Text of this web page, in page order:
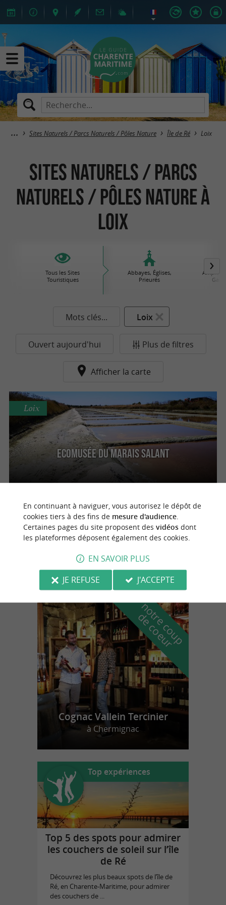
Sites Naturels / Parcs Naturels / Pôles Nature Île de Ré Loix
Sites Naturels / Parcs
Naturels / Pôles Nature à
Loix
Tous les Sites
Touristiques
Abbayes, Églises,
Prieurés
Mots clés... Loix
Ouvert aujourd'hui Plus de filtres
Afficher la carte
Ecomusée du Marais Salant
Loix
Les Marais salants de l’île de Ré
Loix
n
o
t
r
e
c
o
u
p
d
e
c
o
e
u
r
Cognac Vallein Tercinier
à Chermignac
Top expériences
Top 5 des spots pour admirer
les couchers de soleil sur l’île
de Ré
Découvrez les plus beaux spots de l’île de
Ré, en Charente-Maritime, pour admirer
des couchers de ...
En continuant à naviguer, vous autorisez le dépôt de
cookies tiers à des fins de mesure d'audience.
Certaines pages du site proposent des vidéosdont
les plateformes déposent également des cookies.
EN SAVOIR PLUS
JE REFUSE
J'ACCEPTE